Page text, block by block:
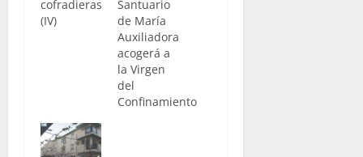
cofradieras
(IV)
Santuario
de María
Auxiliadora
acogerá a
la Virgen
del
Confinamiento